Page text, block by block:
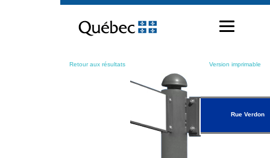
contenu
Retour aux résultats Version imprimable
Rue Verdon